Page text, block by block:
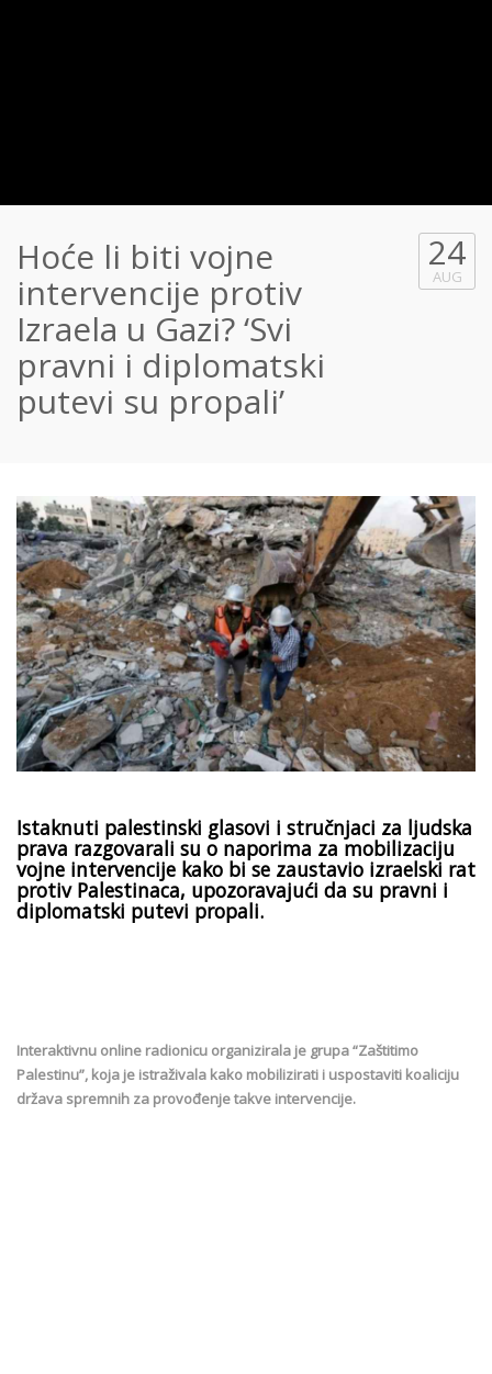
Hoće li biti vojne
intervencije protiv
Izraela u Gazi? ‘Svi
pravni i diplomatski
putevi su propali’
24
AUG
Istaknuti palestinski glasovi i stručnjaci za ljudska
prava razgovarali su o naporima za mobilizaciju
vojne intervencije kako bi se zaustavio izraelski rat
protiv Palestinaca, upozoravajući da su pravni i
diplomatski putevi propali.
Interaktivnu online radionicu organizirala je grupa “Zaštitimo
Palestinu”, koja je istraživala kako mobilizirati i uspostaviti koaliciju
država spremnih za provođenje takve intervencije.